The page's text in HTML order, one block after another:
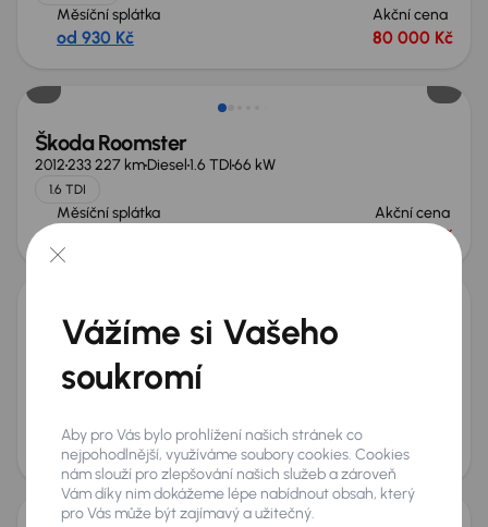
Měsíční splátka
od 930 Kč
Akční cena
80 000 Kč
Škoda Roomster
2012233 227 kmDiesel1.6 TDI66 kW
1.6 TDI
Měsíční splátka Akční cena
63 000 Kč
Škoda Roomster
Po prvním majiteli 1.4 16V
Měsíční splátka
od 765 Kč 70 000 Kč
Vážíme si Vašeho
soukromí
Aby pro Vás bylo prohlížení našich stránek co
nejpohodlnější, využíváme soubory cookies. Cookies
nám slouží pro zlepšování našich služeb a zároveň
Vám díky nim dokážeme lépe nabídnout obsah, který
pro Vás může být zajímavý a užitečný.